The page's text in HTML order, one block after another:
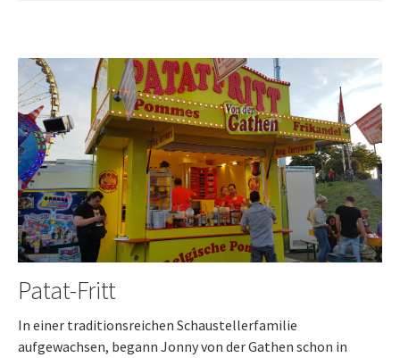
Patat-Fritt
In einer traditionsreichen Schaustellerfamilie
aufgewachsen, begann Jonny von der Gathen schon in